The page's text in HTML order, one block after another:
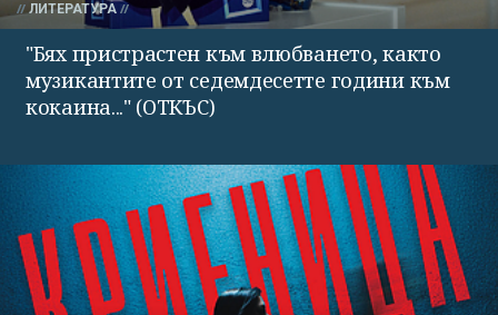
ЛИТЕРАТУРА
"Бях пристрастен към влюбването, както
музикантите от седемдесетте години към
кокаина..." (ОТКЪС)